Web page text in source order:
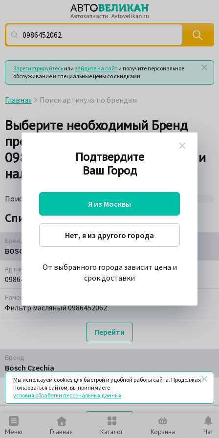
Меню Главная Каталог Корзина Чат
Поиск по артикулу (номеру детали) или по названию
Зарегистрируйтесь или зайдите на сайт и получите персональное
обслуживание и специальные цены со скидками
Главная Поиск артикула по брендам
Выберите необходимый Бренд
производителя по Артикулу
0986452062 для просмотра цен и
наличия товара на складах
Поиск по поставщикам
Список брендов
Бренд
BOSCH
Артикул
0986452062
Наменование
Фильтр масляный 0986452062
Перейти
Бренд
Bosch Czechia
Артикул
0986452062
Перейти
Подтвердите
Ваш Город
Я из Москвы
Нет, я из другого города
От выбранного города зависит цена и
срок доставки
Мы используем cookies для быстрой и удобной работы сайта. Продолжая
пользоваться сайтом, вы принимаете
условия обработки персональных данных